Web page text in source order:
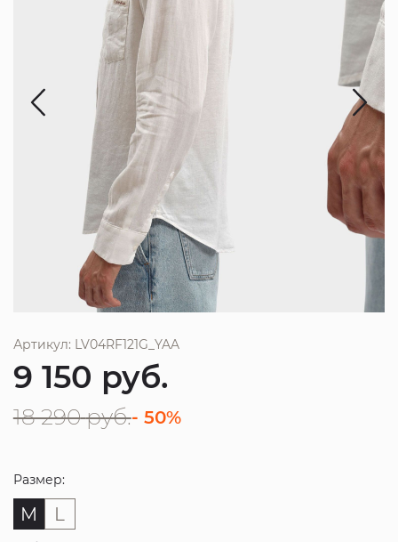
Артикул: LV04RF121G_YAA
9 150 руб.
18 290 руб.- 50%
Размер:
M L